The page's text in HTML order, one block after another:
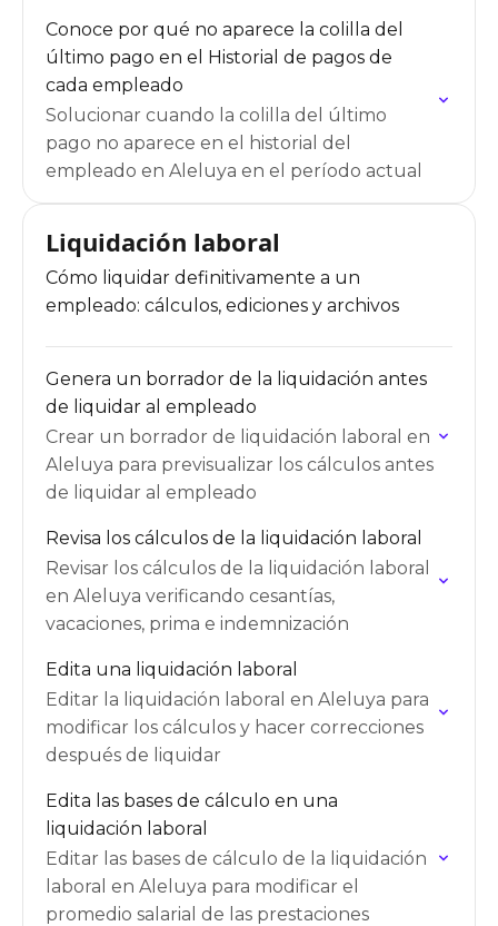
Conoce por qué no aparece la colilla del
último pago en el Historial de pagos de
cada empleado
Solucionar cuando la colilla del último
pago no aparece en el historial del
empleado en Aleluya en el período actual
Liquidación laboral
Cómo liquidar definitivamente a un
empleado: cálculos, ediciones y archivos
Genera un borrador de la liquidación antes
de liquidar al empleado
Crear un borrador de liquidación laboral en
Aleluya para previsualizar los cálculos antes
de liquidar al empleado
Revisa los cálculos de la liquidación laboral
Revisar los cálculos de la liquidación laboral
en Aleluya verificando cesantías,
vacaciones, prima e indemnización
Edita una liquidación laboral
Editar la liquidación laboral en Aleluya para
modificar los cálculos y hacer correcciones
después de liquidar
Edita las bases de cálculo en una
liquidación laboral
Editar las bases de cálculo de la liquidación
laboral en Aleluya para modificar el
promedio salarial de las prestaciones